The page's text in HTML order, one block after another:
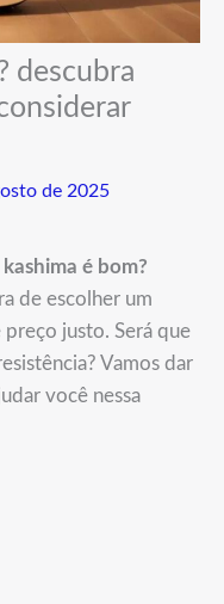
descubra
de 2025
é bom?
de escolher um
justo. Será que
Vamos dar
você nessa